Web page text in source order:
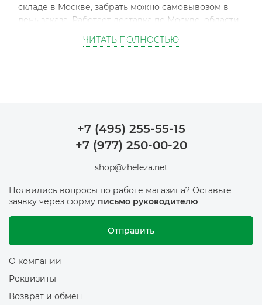
складе в Москве, забрать можно самовывозом в
день заказа. Работает доставка по Москве, области
ЧИТАТЬ ПОЛНОСТЬЮ
+7 (495) 255-55-15
+7 (977) 250-00-20
shop@zheleza.net
Появились вопросы по работе магазина? Оставьте
заявку через форму письмо руководителю
Отправить
О компании
Реквизиты
Возврат и обмен